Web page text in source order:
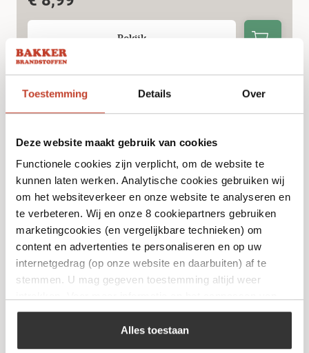
Toestemming Details Over
Deze website maakt gebruik van cookies
Functionele cookies zijn verplicht, om de website te
kunnen laten werken. Analytische cookies gebruiken wij
om het websiteverkeer en onze website te analyseren en
te verbeteren. Wij en onze 8 cookiepartners gebruiken
marketingcookies (en vergelijkbare technieken) om
content en advertenties te personaliseren en op uw
internetgedrag (op onze website en daarbuiten) af te
stemmen. U mag gegeven toestemming altijd weer
uw keuze op onze website verwijzen wij u naar ons
Alles toestaan
Bekijk
Rookmot Whisky Barrel 1,5L
€12,99